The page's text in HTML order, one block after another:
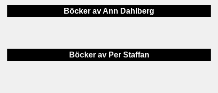
Böcker av Ann Dahlberg
Böcker av Per Staffan